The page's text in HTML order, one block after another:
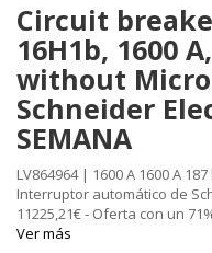
Circuit
16H1b, 1600
without
Schneider
SEMANA
LV864964 | 1600 A 1600 A
Interruptor automático de
11225,21€ - Oferta con un
Ver más